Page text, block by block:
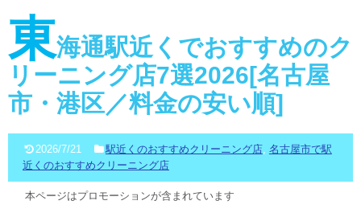
東海通駅近くでおすすめのク
リーニング店7選2026[名古屋
市・港区／料金の安い順]
2026/7/21 駅近くのおすすめクリーニング店, 名古屋市で駅
近くのおすすめクリーニング店
本ページはプロモーションが含まれています